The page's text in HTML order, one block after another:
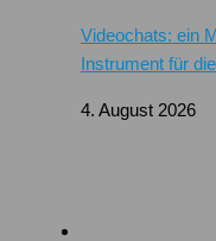
Videochats: ein
Instrument für
4. August 2026